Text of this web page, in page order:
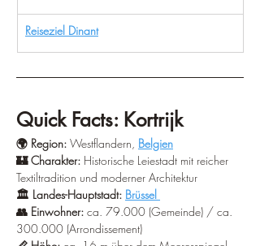
Reiseziel Dinant
Quick Facts: Kortrijk
🌍 Region: Westflandern, Belgien
🏰 Charakter: Historische Leiestadt mit reicher
Textiltradition und moderner Architektur
🏛️ Landes-Hauptstadt: Brüssel
👥 Einwohner: ca. 79.000 (Gemeinde) / ca.
300.000 (Arrondissement)